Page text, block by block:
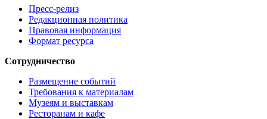
Пресс-релиз
Редакционная политика
Правовая информация
Формат ресурса
Сотрудничество
Размещение событий
Требования к материалам
Музеям и выставкам
Ресторанам и кафе